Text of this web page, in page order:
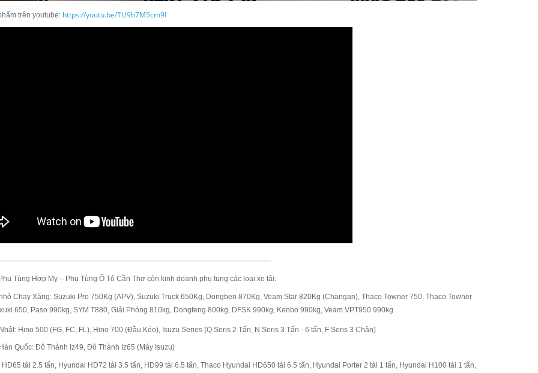
trên youtube: https://youtu.be/TU9h7M5cm9I
Tùng Hợp My – Phụ Tùng Ô Tô Cần Thơ còn kinh doanh phụ tung các loại xe tải:
Chạy Xăng: Suzuki Pro 750Kg (APV), Suzuki Truck 650Kg Dongben 870Kg Veam Star 820Kg (Changan), Thaco Towner 750, Thaco Towner
650, Paso 990kg SYM T880, Giải Phóng 810kg Dongfeng 800kg, DFSK 990kg Kenbo 990kg, Veam VPT950 990kg
Hino 500 (FG, FC, FL), Hino 700 (Đầu Kéo), Isuzu Series (Q Seris 2 Tấn, N Seris 3 Tấn - 6 tấn, F Seris 3 Chân)
Quốc: Đô Thành Iz49 , Đô Thành Iz65 (Máy Isuzu)
tải 2.5 tấn, Hyundai HD72 tải 3.5 tấn, HD99 tải 6.5 tấn, Thaco Hyundai HD650 tải 6.5 tấn, Hyundai Porter 2 tải 1 tấn, Hyundai H100 tải 1 tấn,